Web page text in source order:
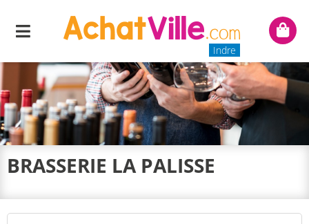
Menu
Indre
Mon
BRASSERIE LA PALISSE